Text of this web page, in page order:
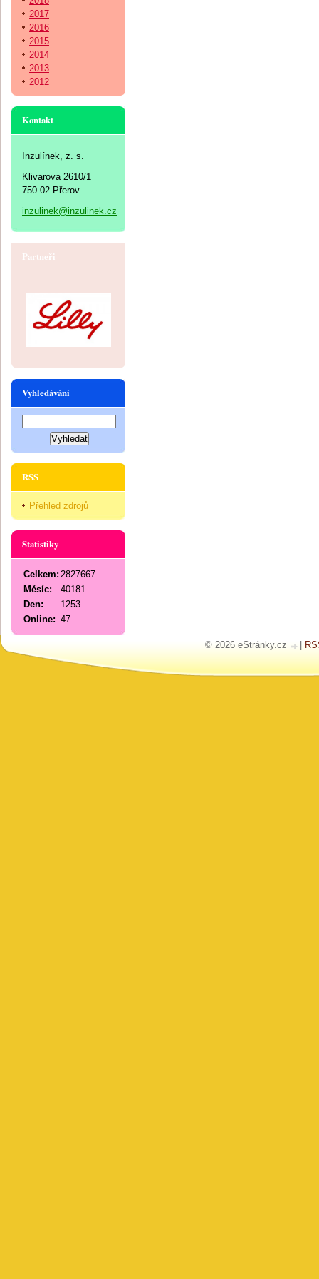
2017
2016
2015
2014
2013
2012
Kontakt
Inzulínek, z. s.
Klivarova 2610/1
750 02 Přerov
inzulinek@inzulinek.cz
Partneři
Vyhledávání
RSS
Přehled zdrojů
Statistiky
Online: 47
Celkem: 2827667
Měsíc:
40181
Den:
1253
© 2026 eStránky.cz